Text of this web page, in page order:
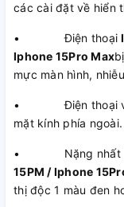
các cài đặt về hiển
• Điện thoại
Iphone 15Pro Max
mực màn hình,
• Điện thoại vừa
mặt kính phía ngoài.
• Nặng nhất
15PM / Iphone
thị độc 1 màu đen